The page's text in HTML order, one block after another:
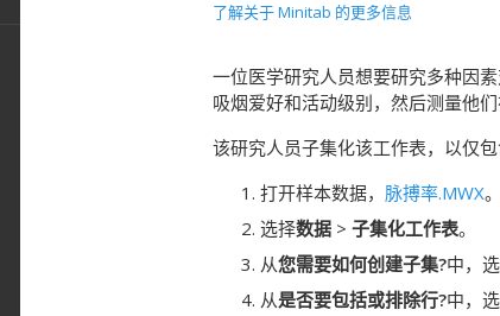
了解关于 Minitab 的更多信息
一位医学研究人员想要研究多种因
吸烟爱好和活动级别，然后测量他
该研究人员子集化该工作表，以仅
打开样本数据， 脉搏率.MWX。
选择数据 > 子集化工作表。
从您需要如何创建子集?中，
从是否要包括或排除行?中，